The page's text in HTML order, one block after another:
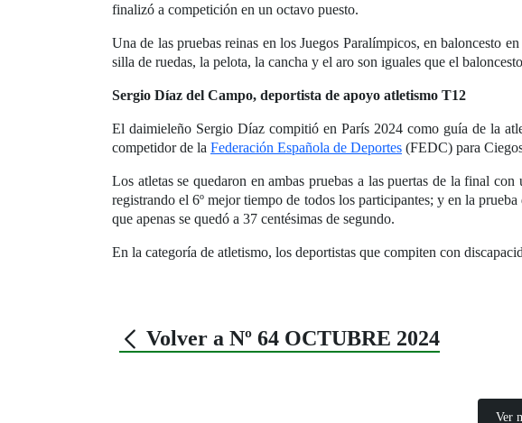
finalizó a competición en un octavo puesto.
Una de las pruebas reinas en los Juegos Paralímpicos, en baloncesto
silla de ruedas, la pelota, la cancha y el aro son iguales que el
Sergio Díaz del Campo, deportista de apoyo atletismo T12
El daimieleño Sergio Díaz compitió en París 2024 como guía de la
competidor de la Federación Española de Deportes (FEDC) para
Los atletas se quedaron en ambas pruebas a las puertas de la final
registrando el 6º mejor tiempo de todos los participantes; y en la
que apenas se quedó a 37 centésimas de segundo.
En la categoría de atletismo, los deportistas que compiten con
Volver a Nº 64 OCTUBRE 2024
Ver